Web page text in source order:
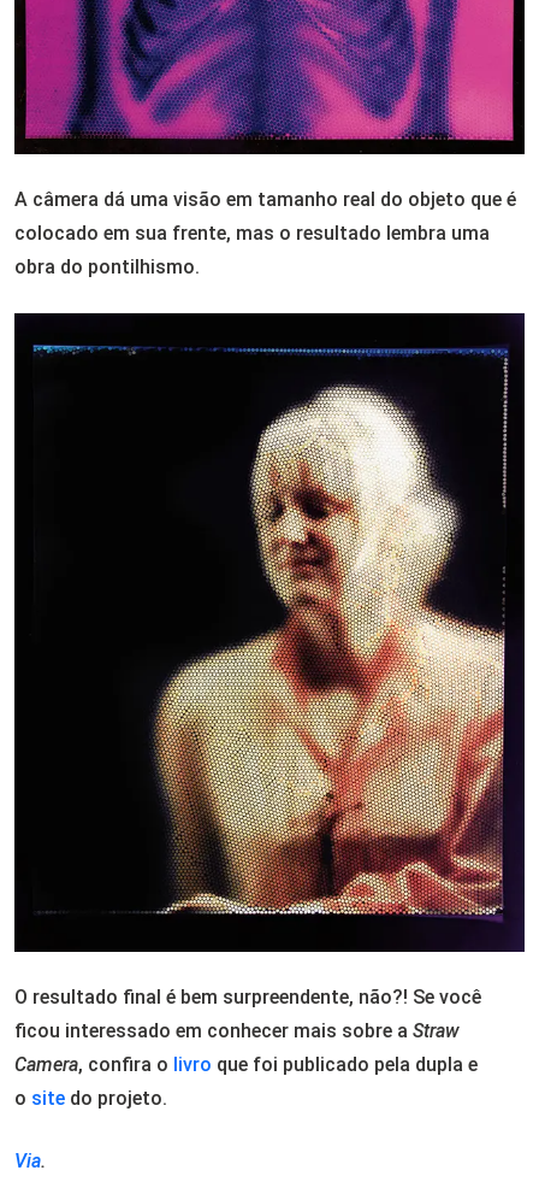
A câmera dá uma visão em tamanho real do objeto que é
colocado em sua frente, mas o resultado lembra uma
obra do pontilhismo.
O resultado final é bem surpreendente, não?! Se você
ficou interessado em conhecer mais sobre a Straw
Camera, confira o livro que foi publicado pela dupla e
o site do projeto.
Via.